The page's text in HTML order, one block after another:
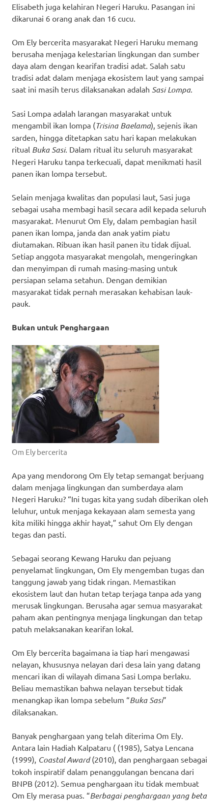
Elisabeth juga kelahiran Negeri Haruku. Pasangan ini
dikarunai 6 orang anak dan 16 cucu.
Om Ely bercerita masyarakat Negeri Haruku memang
berusaha menjaga kelestarian lingkungan dan sumber
daya alam dengan kearifan tradisi adat. Salah satu
tradisi adat dalam menjaga ekosistem laut yang sampai
saat ini masih terus dilaksanakan adalah Sasi Lompa.
Sasi Lompa adalah larangan masyarakat untuk
mengambil ikan lompa (Trisina Baelama), sejenis ikan
sarden, hingga ditetapkan satu hari kapan melakukan
ritual Buka Sasi. Dalam ritual itu seluruh masyarakat
Negeri Haruku tanpa terkecuali, dapat menikmati hasil
panen ikan lompa tersebut.
Selain menjaga kwalitas dan populasi laut, Sasi juga
sebagai usaha membagi hasil secara adil kepada seluruh
masyarakat. Menurut Om Ely, dalam pembagian hasil
panen ikan lompa, janda dan anak yatim piatu
diutamakan. Ribuan ikan hasil panen itu tidak dijual.
Setiap anggota masyarakat mengolah, mengeringkan
dan menyimpan di rumah masing-masing untuk
persiapan selama setahun. Dengan demikian
masyarakat tidak pernah merasakan kehabisan lauk-
pauk.
Bukan untuk Penghargaan
Om Ely bercerita
Apa yang mendorong Om Ely tetap semangat berjuang
dalam menjaga lingkungan dan sumberdaya alam
Negeri Haruku? “Ini tugas kita yang sudah diberikan oleh
leluhur, untuk menjaga kekayaan alam semesta yang
kita miliki hingga akhir hayat,” sahut Om Ely dengan
tegas dan pasti.
Sebagai seorang Kewang Haruku dan pejuang
penyelamat lingkungan, Om Ely mengemban tugas dan
tanggung jawab yang tidak ringan. Memastikan
ekosistem laut dan hutan tetap terjaga tanpa ada yang
merusak lingkungan. Berusaha agar semua masyarakat
paham akan pentingnya menjaga lingkungan dan tetap
patuh melaksanakan kearifan lokal.
Om Ely bercerita bagaimana ia tiap hari mengawasi
nelayan, khususnya nelayan dari desa lain yang datang
mencari ikan di wilayah dimana Sasi Lompa berlaku.
Beliau memastikan bahwa nelayan tersebut tidak
menangkap ikan lompa sebelum “Buka Sasi”
dilaksanakan.
Banyak penghargaan yang telah diterima Om Ely.
Antara lain Hadiah Kalpataru ( (1985), Satya Lencana
(1999), Coastal Award(2010), dan penghargaan sebagai
tokoh inspiratif dalam penanggulangan bencana dari
BNPB (2012). Semua penghargaan itu tidak membuat
Om Ely merasa puas. “Berbagai penghargaan yang beta